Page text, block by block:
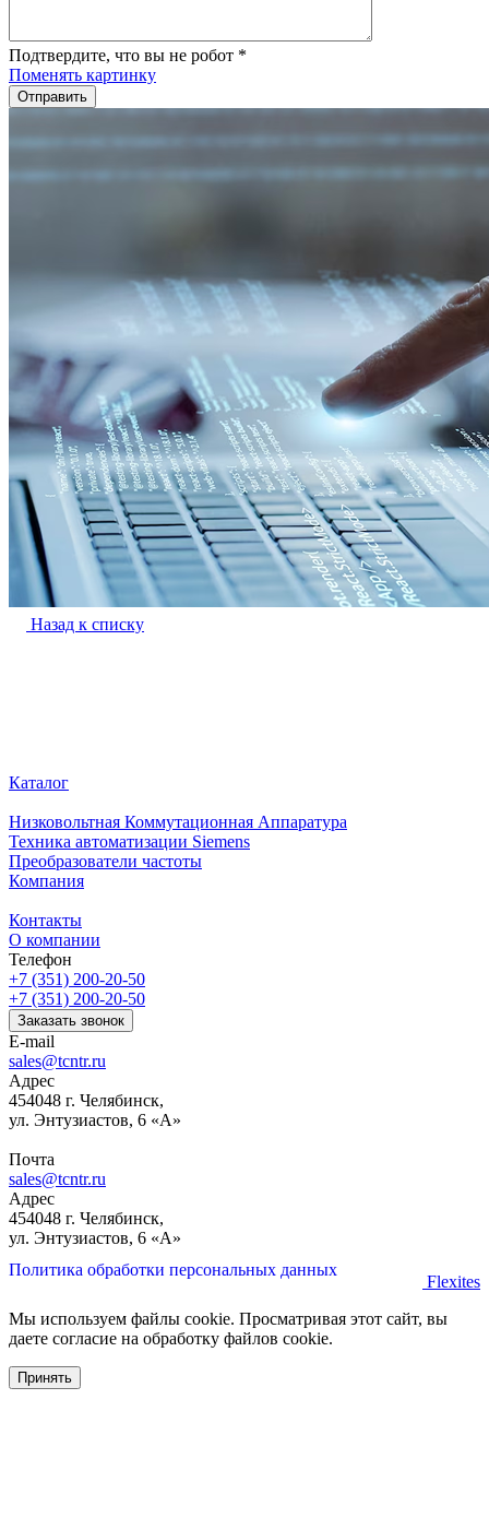
Подтвердите, что вы не робот *
Поменять картинку
Назад к списку
Каталог
Низковольтная Коммутационная Аппаратура
Техника автоматизации Siemens
Преобразователи частоты
Компания
Контакты
О компании
Телефон
+7 (351) 200-20-50
+7 (351) 200-20-50
Заказать звонок
E-mail
sales@tcntr.ru
Адрес
454048 г. Челябинск,
ул. Энтузиастов, 6 «А»
Почта
sales@tcntr.ru
Адрес
454048 г. Челябинск,
ул. Энтузиастов, 6 «А»
Политика обработки персональных данных
Flexites
Мы используем файлы cookie. Просматривая этот сайт, вы
даете согласие на обработку файлов cookie.
Принять